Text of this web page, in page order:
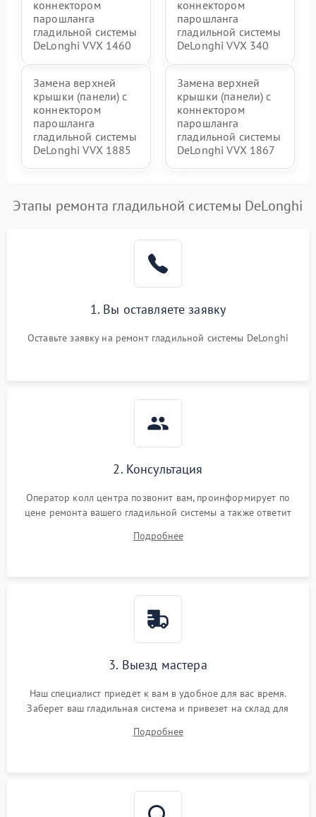
Неисправность
индикаторов (дисплея)
2000 ₽ Подробнее →
коннектором
парошланга
гладильной системы
DeLonghi VVX 1460
коннектором
парошланга
гладильной системы
DeLonghi VVX 340
Замена верхней
крышки (панели) с
коннектором
парошланга
гладильной системы
DeLonghi VVX 1885
Замена верхней
крышки (панели) с
коннектором
парошланга
гладильной системы
DeLonghi VVX 1867
Этапы ремонта гладильной системы DeLonghi
1. Вы оставляете заявку
Оставьте заявку на ремонт гладильной системы DeLonghi
2. Консультация
Оператор колл центра позвонит вам, проинформирует по
цене ремонта вашего гладильной системы а также ответит
Подробнее
3. Выезд мастера
Наш специалист приедет к вам в удобное для вас время.
Заберет ваш гладильная система и привезет на склад для
Подробнее